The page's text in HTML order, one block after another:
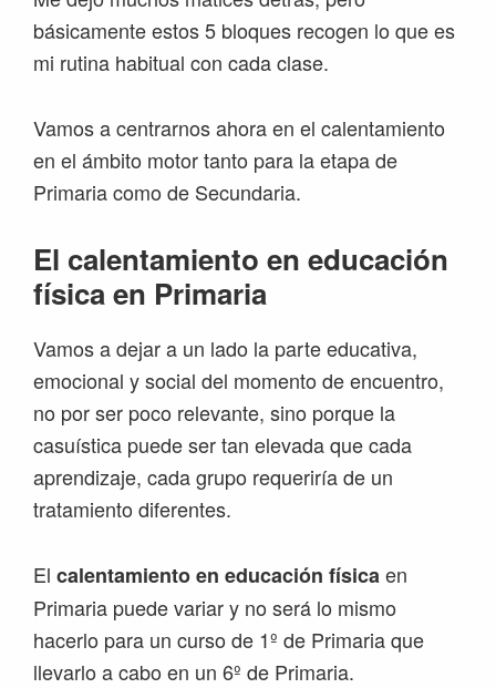
básicamente estos 5 bloques recogen lo que es
mi rutina habitual con cada clase.
Vamos a centrarnos ahora en el calentamiento
en el ámbito motor tanto para la etapa de
Primaria como de Secundaria.
El calentamiento en educación
física en Primaria
Vamos a dejar a un lado la parte educativa,
emocional y social del momento de encuentro,
no por ser poco relevante, sino porque la
casuística puede ser tan elevada que cada
aprendizaje, cada grupo requeriría de un
tratamiento diferentes.
El calentamiento en educación físicaen
Primaria puede variar y no será lo mismo
hacerlo para un curso de 1º de Primaria que
llevarlo a cabo en un 6º de Primaria.